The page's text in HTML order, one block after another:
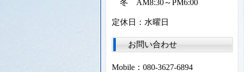
冬 AM8:30～PM6:00
定休日：水曜日
お問い合わせ
Mobile：080-3627-6894